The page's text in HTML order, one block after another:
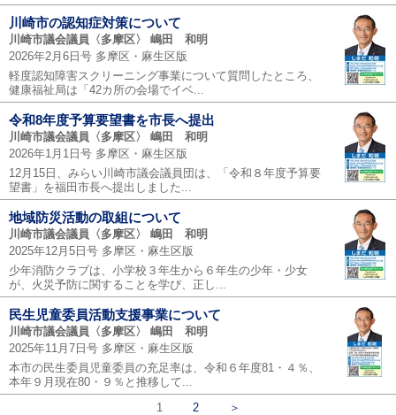
川崎市の認知症対策について
川崎市議会議員〈多摩区〉 嶋田 和明
2026年2月6日号 多摩区・麻生区版
軽度認知障害スクリーニング事業について質問したところ、
健康福祉局は「42カ所の会場でイベ...
令和8年度予算要望書を市長へ提出
川崎市議会議員〈多摩区〉 嶋田 和明
2026年1月1日号 多摩区・麻生区版
12月15日、みらい川崎市議会議員団は、「令和８年度予算要
望書」を福田市長へ提出しました...
地域防災活動の取組について
川崎市議会議員〈多摩区〉 嶋田 和明
2025年12月5日号 多摩区・麻生区版
少年消防クラブは、小学校３年生から６年生の少年・少女
が、火災予防に関することを学び、正し...
民生児童委員活動支援事業について
川崎市議会議員〈多摩区〉 嶋田 和明
2025年11月7日号 多摩区・麻生区版
本市の民生委員児童委員の充足率は、令和６年度81・４％、
本年９月現在80・９％と推移して...
1
2 ＞